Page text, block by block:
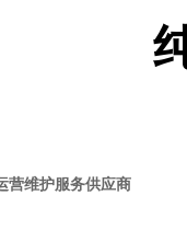
营维护服务供应商